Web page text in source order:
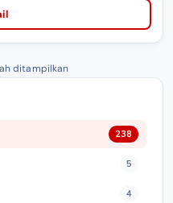
ditampilkan
238
5
4